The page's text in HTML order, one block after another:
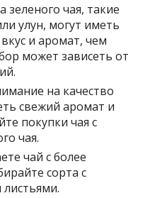
чая, такие
улун, могут иметь
и аромат, чем
может зависеть от
на качество
свежий аромат и
покупки чая с
чая.
чай с более
сорта с